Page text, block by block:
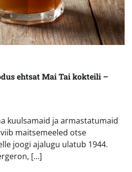
ehtsat Mai Tai kokteili –
kuulsamaid ja armastatumaid
maitsemeeled otse
joogi ajalugu ulatub 1944.
[…]